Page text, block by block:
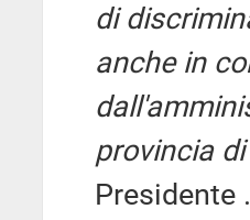
di
anche in
provincia
Presidente